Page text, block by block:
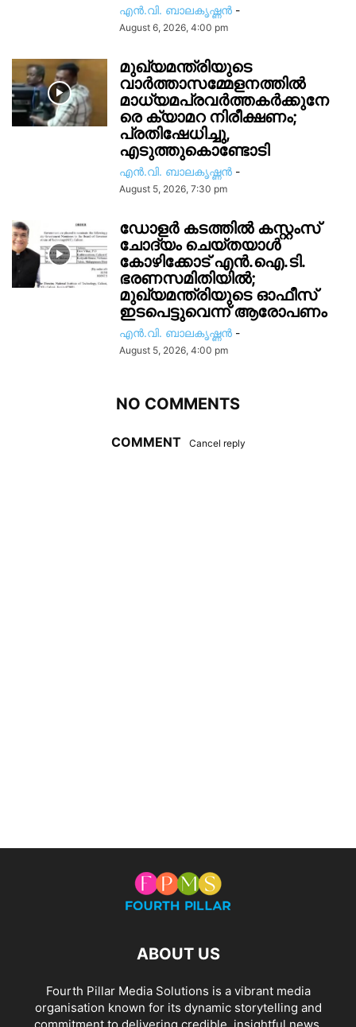
എൻ.വി. ബാലകൃഷ്ണൻ -
August 6, 2026, 4:00 pm
മുഖ്യമന്ത്രിയുടെ
വാർത്താസമ്മേളനത്തിൽ
മാധ്യമപ്രവർത്തകർക്കുനേ
രെ ക്യാമറ നിരീക്ഷണം;
പ്രതിഷേധിച്ചു,
എടുത്തുകൊണ്ടോടി
എൻ.വി. ബാലകൃഷ്ണൻ -
August 5, 2026, 7:30 pm
ഡോളർ കടത്തിൽ കസ്റ്റംസ്
ചോദ്യം ചെയ്തയാൾ
കോഴിക്കോട് എൻ.ഐ.ടി.
ഭരണസമിതിയിൽ;
മുഖ്യമന്ത്രിയുടെ ഓഫീസ്
ഇടപെട്ടുവെന്ന് ആരോപണം
എൻ.വി. ബാലകൃഷ്ണൻ -
August 5, 2026, 4:00 pm
NO COMMENTS
COMMENT Cancel reply
ABOUT US
Fourth Pillar Media Solutions is a vibrant media
organisation known for its dynamic storytelling and